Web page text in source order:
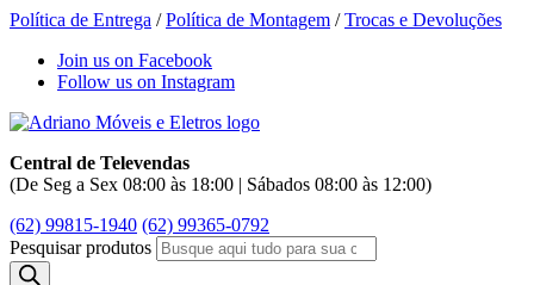
Política de Entrega /Política de Montagem /Trocas e Devoluções
Join us on Facebook
Follow us on Instagram
Central de Televendas
(De Seg a Sex 08:00 às 18:00 | Sábados 08:00 às 12:00)
(62) 99815-1940 (62) 99365-0792
Pesquisar produtos